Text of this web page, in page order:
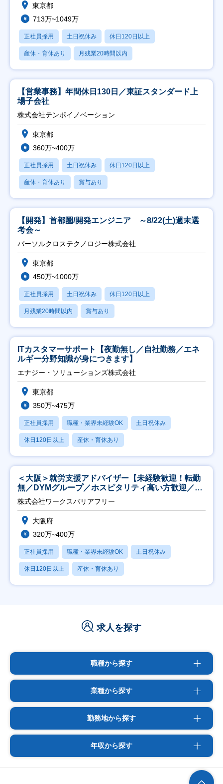
東京都
713万~1049万
正社員採用 土日祝休み 休日120日以上
産休・育休あり 月残業20時間以内
【営業事務】年間休日130日／東証スタンダード上
場子会社
株式会社テンポイノベーション
東京都
360万~400万
正社員採用 土日祝休み 休日120日以上
産休・育休あり 賞与あり
【開発】首都圏/開発エンジニア ～8/22(土)週末選
考会～
パーソルクロステクノロジー株式会社
東京都
450万~1000万
正社員採用 土日祝休み 休日120日以上
月残業20時間以内 賞与あり
ITカスタマーサポート【夜勤無し／自社勤務／エネ
ルギー分野知識が身につきます】
エナジー・ソリューションズ株式会社
東京都
350万~475万
正社員採用 職種・業界未経験OK 土日祝休み
休日120日以上 産休・育休あり
＜大阪＞就労支援アドバイザー【未経験歓迎！転勤
無／DYMグループ／ホスピタリティ高い方歓迎／土
日祝】
株式会社ワークスバリアフリー
大阪府
320万~400万
正社員採用 職種・業界未経験OK 土日祝休み
休日120日以上 産休・育休あり
求人を探す
職種から探す
業種から探す
勤務地から探す
年収から探す